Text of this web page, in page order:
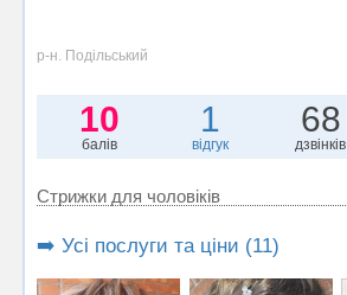
р-н. Подільський
10
балів
1
відгук
68
дзвінків
Стрижки для чоловіків
➡️ Усі послуги та ціни (11)